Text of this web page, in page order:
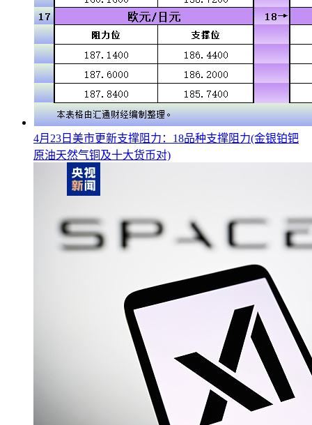
4月23日美市更新支撑阻力：18品种支撑阻力(金银铂钯
原油天然气铜及十大货币对)